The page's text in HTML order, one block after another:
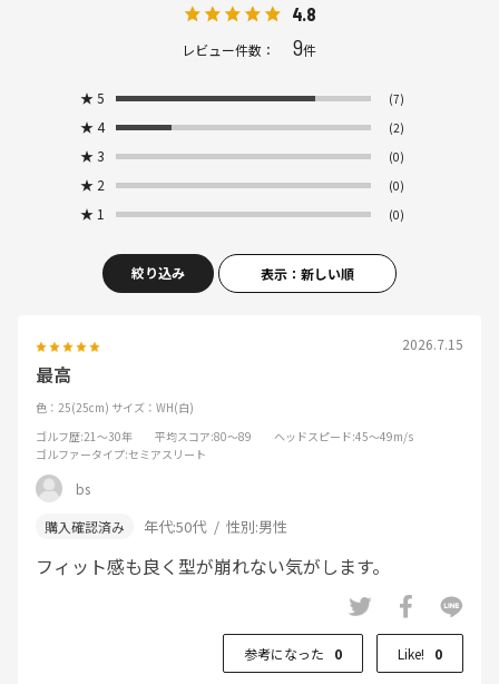
4.8
レビュー件数： 9件
★ 5 (7)
★ 4 (2)
★ 3 (0)
★ 2 (0)
★ 1 (0)
絞り込み 表示：新しい順
2026.7.15
最高
色：25(25cm) サイズ：WH(白)
ゴルフ歴:21～30年 平均スコア:80～89 ヘッドスピード:45～49m/s
ゴルファータイプ:セミアスリート
bs
年代:50代 性別:男性
フィット感も良く型が崩れない気がします。
参考になった 0 Like! 0